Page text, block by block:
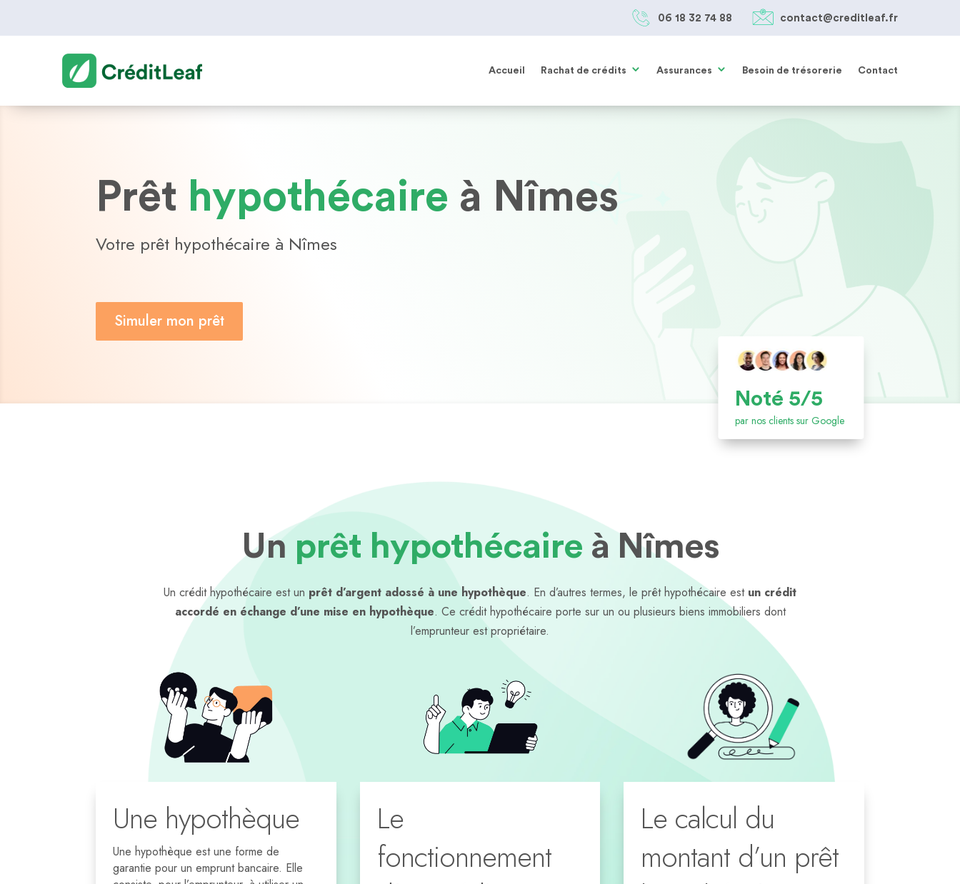
06 18 32 74 88 contact@creditleaf.fr
Accueil Rachat de crédits Assurances Besoin de trésorerie Contact
SIMULER MON PRÊT
05 61 38 27 85
Prêt hypothécaire à Nîmes
Votre prêt hypothécaire à Nîmes
Simuler mon prêt
Noté 5/5
par nos clients sur Google
Un prêt hypothécaire à Nîmes
Un crédit hypothécaire est un prêt d’argent adossé à une hypothèque. En d’autres termes, le prêt hypothécaire est un crédit
accordé en échange d’une mise en hypothèque. Ce crédit hypothécaire porte sur un ou plusieurs biens immobiliers dont
l’emprunteur est propriétaire.
Une hypothèque
Une hypothèque est une forme de
garantie pour un emprunt bancaire. Elle
Le
fonctionnement
Le calcul du
montant d’un prêt